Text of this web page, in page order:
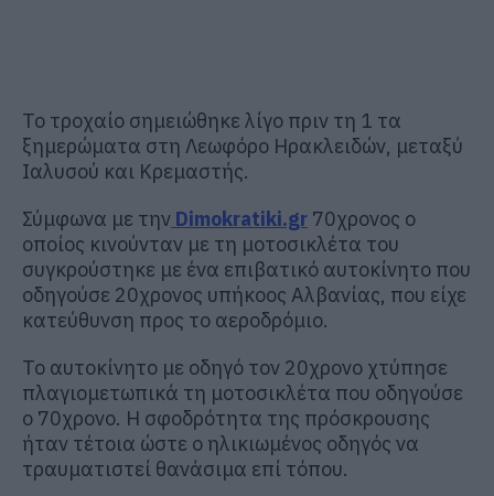
Το τροχαίο σημειώθηκε λίγο πριν τη 1 τα
ξημερώματα στη Λεωφόρο Ηρακλειδών, μεταξύ
Ιαλυσού και Κρεμαστής.
Σύμφωνα με την Dimokratiki.gr 70χρονος ο
οποίος κινούνταν με τη μοτοσικλέτα του
συγκρούστηκε με ένα επιβατικό αυτοκίνητο που
οδηγούσε 20χρονος υπήκοος Αλβανίας, που είχε
κατεύθυνση προς το αεροδρόμιο.
Το αυτοκίνητο με οδηγό τον 20χρονο χτύπησε
πλαγιομετωπικά τη μοτοσικλέτα που οδηγούσε
ο 70χρονο. Η σφοδρότητα της πρόσκρουσης
ήταν τέτοια ώστε ο ηλικιωμένος οδηγός να
τραυματιστεί θανάσιμα επί τόπου.